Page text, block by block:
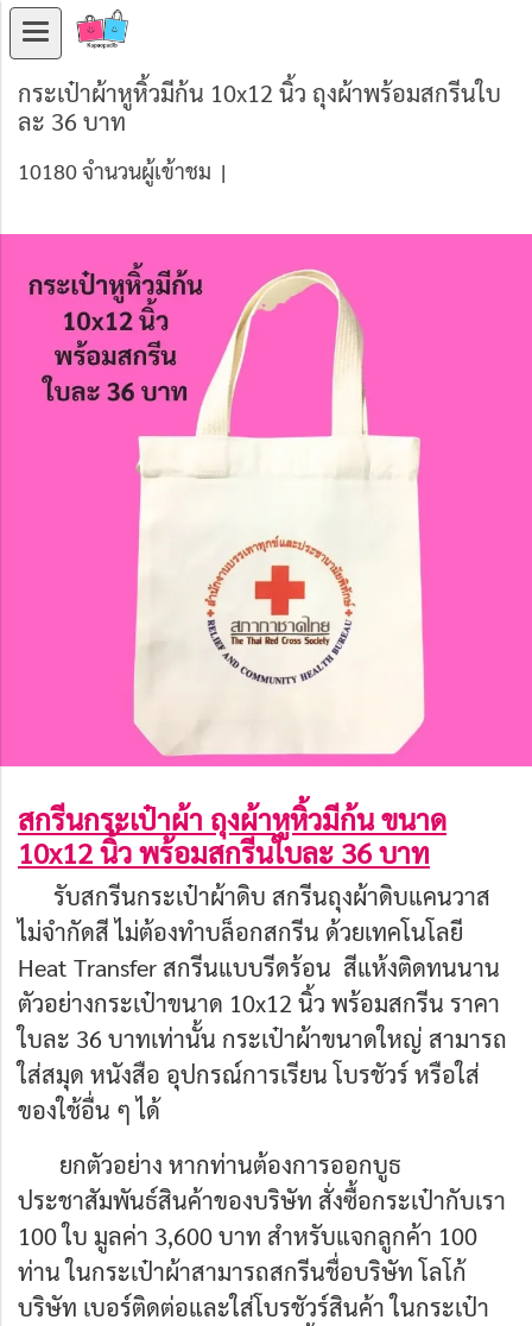
กระเป๋าผ้าหูหิ้วมีก้น 10x12 นิ้ว ถุงผ้าพร้อมสกรีนใบ
ละ 36 บาท
10180 จำนวนผู้เข้าชม |
สกรีนกระเป๋าผ้า ถุงผ้าหูหิ้วมีก้น ขนาด
10x12 นิ้ว พร้อมสกรีนใบละ 36 บาท
รับสกรีนกระเป๋าผ้าดิบ สกรีนถุงผ้าดิบแคนวาส
ไม่จำกัดสี ไม่ต้องทำบล็อกสกรีน ด้วยเทคโนโลยี
Heat Transfer สกรีนแบบรีดร้อน สีแห้งติดทนนาน
ตัวอย่างกระเป๋าขนาด 10x12 นิ้ว พร้อมสกรีน ราคา
ใบละ 36 บาทเท่านั้น กระเป๋าผ้าขนาดใหญ่ สามารถ
ใส่สมุด หนังสือ อุปกรณ์การเรียน โบรชัวร์ หรือใส่
ของใช้อื่น ๆ ได้
ยกตัวอย่าง หากท่านต้องการออกบูธ
ประชาสัมพันธ์สินค้าของบริษัท สั่งซื้อกระเป๋ากับเรา
100 ใบ มูลค่า 3,600 บาท สำหรับแจกลูกค้า 100
ท่าน ในกระเป๋าผ้าสามารถสกรีนชื่อบริษัท โลโก้
บริษัท เบอร์ติดต่อและใส่โบรชัวร์สินค้า ในกระเป๋า